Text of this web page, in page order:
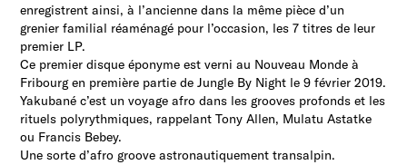
enregistrent ainsi, à l’ancienne dans la même pièce d’un
grenier familial réaménagé pour l’occasion, les 7 titres de leur
premier LP.
Ce premier disque éponyme est verni au Nouveau Monde à
Fribourg en première partie de Jungle By Night le 9 février 2019.
Yakubané c’est un voyage afro dans les grooves profonds et les
rituels polyrythmiques, rappelant Tony Allen, Mulatu Astatke
ou Francis Bebey.
Une sorte d’afro groove astronautiquement transalpin.